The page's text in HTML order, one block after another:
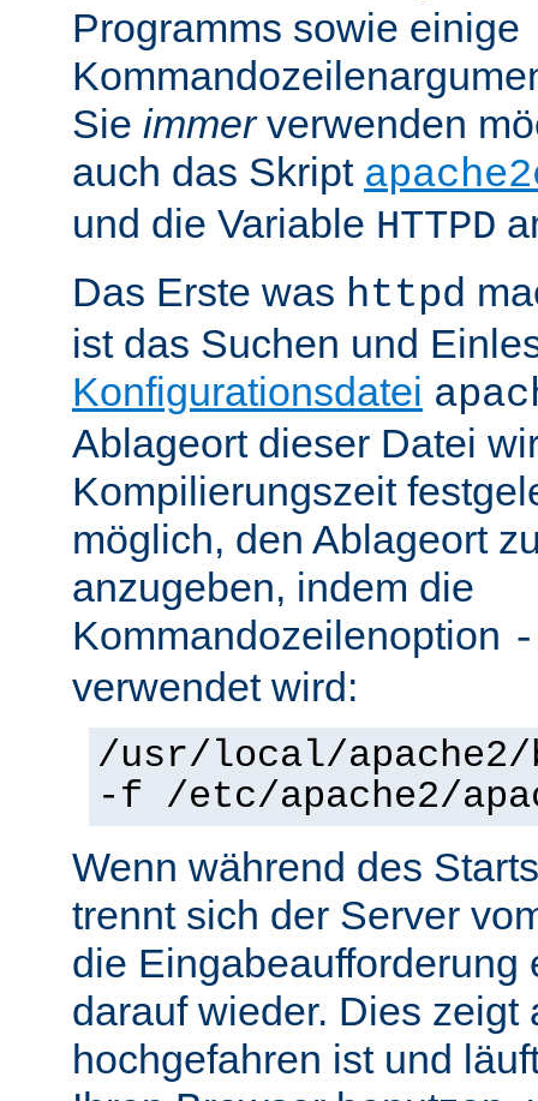
Programms sowie einige
Sie immerverwenden
auch das Skript
und die Variable HTTPD
Das Erste was httpd
ist das Suchen und
Konfigurationsdatei
Ablageort dieser Datei
Kompilierungszeit
möglich, den Ablageort
anzugeben, indem die
Kommandozeilenoption
verwendet wird:
/usr/local/
-f /etc/apache2/
Wenn während des
trennt sich der Server
die Eingabeaufforderung
darauf wieder. Dies zeigt
hochgefahren ist und